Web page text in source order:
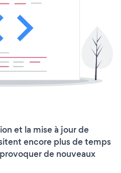
et la mise à jour de
encore plus de temps
de nouveaux